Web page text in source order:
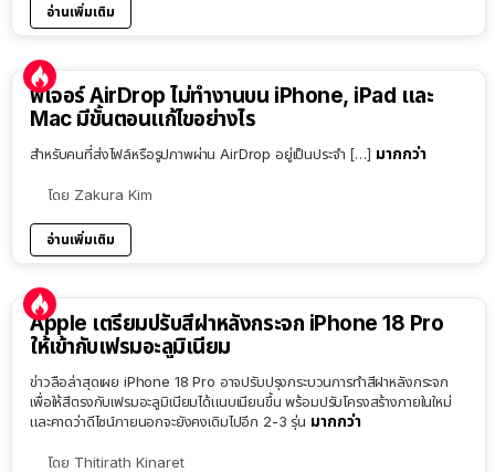
อ่านเพิ่มเติม
ฟีเจอร์ AirDrop ไม่ทำงานบน iPhone, iPad และ
Mac มีขั้นตอนแก้ไขอย่างไร
สำหรับคนที่ส่งไฟล์หรือรูปภาพผ่าน AirDrop อยู่เป็นประจำ […] มากกว่า
โดย Zakura Kim
อ่านเพิ่มเติม
Apple เตรียมปรับสีฝาหลังกระจก iPhone 18 Pro
ให้เข้ากับเฟรมอะลูมิเนียม
ข่าวลือล่าสุดเผย iPhone 18 Pro อาจปรับปรุงกระบวนการทำสีฝาหลังกระจก
เพื่อให้สีตรงกับเฟรมอะลูมิเนียมได้แนบเนียนขึ้น พร้อมปรับโครงสร้างภายในใหม่
และคาดว่าดีไซน์ภายนอกจะยังคงเดิมไปอีก 2-3 รุ่น มากกว่า
โดย Thitirath Kinaret